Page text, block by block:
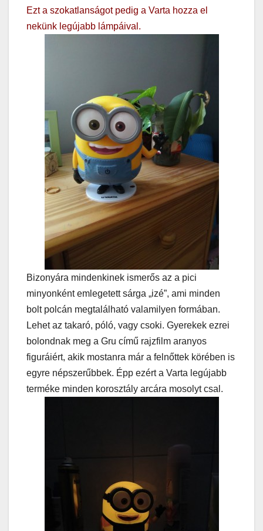
Ezt a szokatlanságot pedig a Varta hozza el
nekünk legújabb lámpáival.
Bizonyára mindenkinek ismerős az a pici
minyonként emlegetett sárga „izé”, ami minden
bolt polcán megtalálható valamilyen formában.
Lehet az takaró, póló, vagy csoki. Gyerekek ezrei
bolondnak meg a Gru című rajzfilm aranyos
figuráiért, akik mostanra már a felnőttek körében is
egyre népszerűbbek. Épp ezért a Varta legújabb
terméke minden korosztály arcára mosolyt csal.